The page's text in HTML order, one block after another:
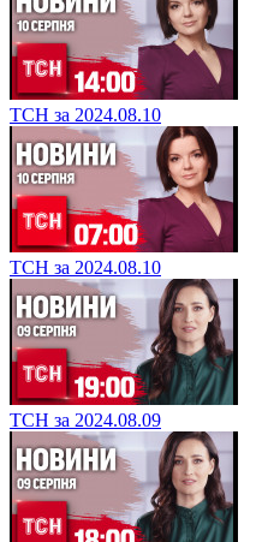
ТСН за 2024.08.10
ТСН за 2024.08.10
ТСН за 2024.08.09